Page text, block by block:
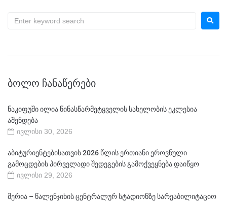
ᲑᲝᲚᲝ ᲩᲐᲜᲐᲬᲔᲠᲔᲑᲘ
ნაკიფუში ილია წინასწარმეტყველის სახელობის ეკლესია
აშენდება
ივლისი 30, 2026
აბიტურიენტებისათვის 2026 წლის ერთიანი ეროვნული
გამოცდების პირველადი შედეგების გამოქვეყნება დაიწყო
ივლისი 29, 2026
მერია – წალენჯიხის ცენტრალურ სტადიონზე სარეაბილიტაციო